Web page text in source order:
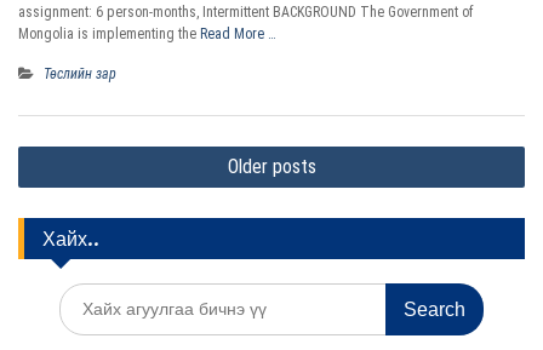
assignment: 6 person-months, Intermittent BACKGROUND The Government of
Mongolia is implementing the Read More …
Төслийн зар
P
o
s
t
Older posts
Хайх..
S
e